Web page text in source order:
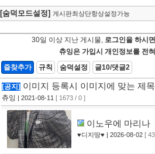
[숨덕모드설정] 게시판최상단항상설정가능
30일 이상 지난 게시물, 로그인을 하시
츄잉은 가입시 개인정보를 전
즐찾추가
규칙 숨덕설정 글10/댓글2
[공지] 이미지 등록시 이미지에 맞는 제
츄잉 | 2021-08-11 [ 1673 / 0 ]
이노우에 마리나
♥디지땅♥ | 2026-08-02 [